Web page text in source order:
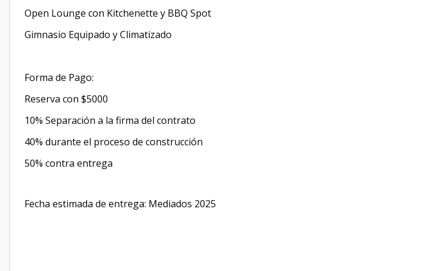
Open Lounge con Kitchenette y BBQ Spot
Gimnasio Equipado y Climatizado
Forma de Pago:
Reserva con $5000
10% Separación a la firma del contrato
40% durante el proceso de construcción
50% contra entrega
Fecha estimada de entrega: Mediados 2025